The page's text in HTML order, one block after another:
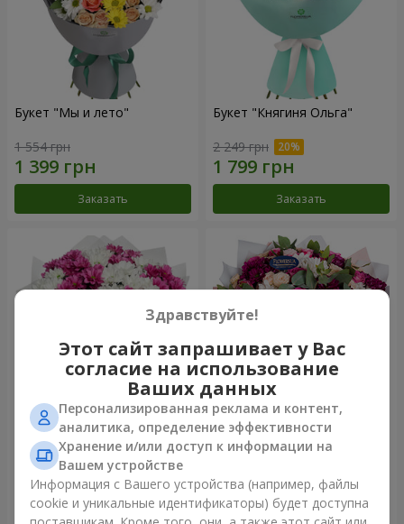
Букет "Мы и лето"
1 554 грн
Заказать
Букет "Княгиня Ольга"
2 249 грн
Заказать
Букет "Сердечные струны"
2 227 грн
Заказать
Букет "Все для тебя...!"
Заказать
Здравствуйте!
Этот сайт запрашивает у Вас
согласие на использование
Ваших данных
Персонализированная реклама и контент,
аналитика, определение эффективности
Хранение и/или доступ к информации на
Вашем устройстве
Информация с Вашего устройства (например, файлы
cookie и уникальные идентификаторы) будет доступна